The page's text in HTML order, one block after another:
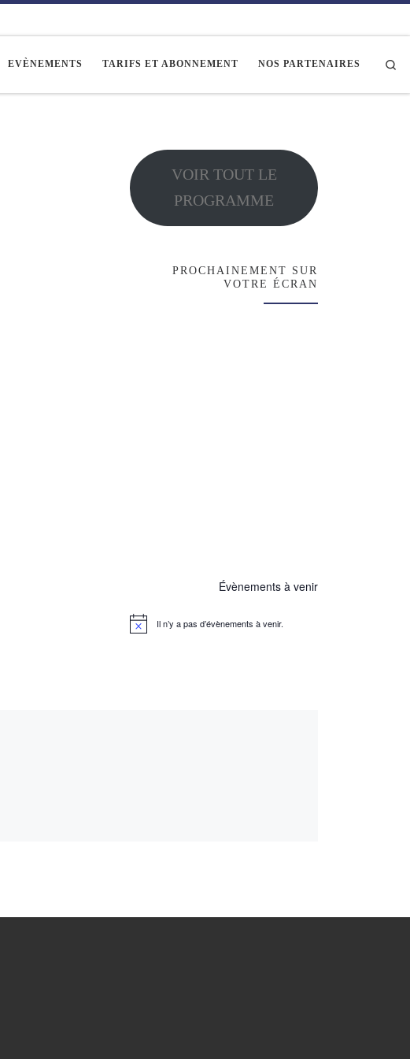
EVÈNEMENTS TARIFS ET ABONNEMENT NOS PARTENAIRES
VOIR TOUT LE
PROGRAMME
PROCHAINEMENT SUR
VOTRE ÉCRAN
Évènements à venir
N
Il n’y a pas d’évènements à venir.